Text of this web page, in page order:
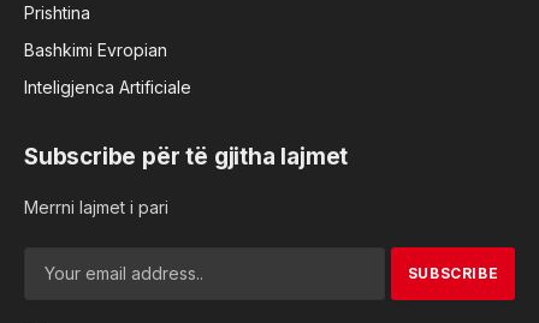
Prishtina
Bashkimi Evropian
Inteligjenca Artificiale
Subscribe për të gjitha lajmet
Merrni lajmet i pari